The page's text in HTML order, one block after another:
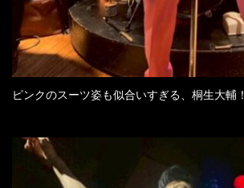
ピンクのスーツ姿も似合いすぎる、桐生大輔！